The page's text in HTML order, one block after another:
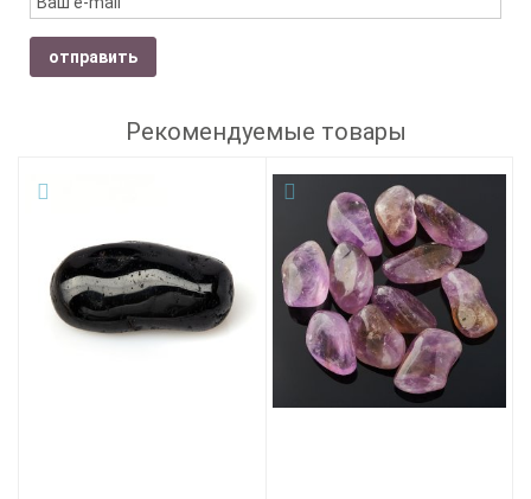
отправить
Рекомендуемые товары